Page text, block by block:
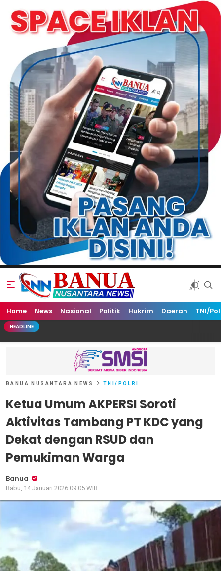
Banua Nusantara News
Home News Nasional Politik Hukrim Daerah TNI/
HEADLINE
BANUA NUSANTARA NEWS TNI/POLRI
Ketua Umum AKPERSI Soroti
Aktivitas Tambang PT KDC yang
Dekat dengan RSUD dan
Pemukiman Warga
Banua
Rabu, 14 Januari 2026 09:05 WIB